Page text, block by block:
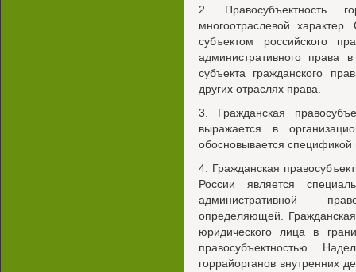
2. Правосубъектность
многоотраслевой
субъектом российского
административного права
субъекта гражданского
других отраслях права.
3. Гражданская
выражается в
обосновывается спецификой
4. Гражданская
России является
административной
определяющей. Гражданская
юридического лица в
правосубъектностью.
горрайорганов внутренних